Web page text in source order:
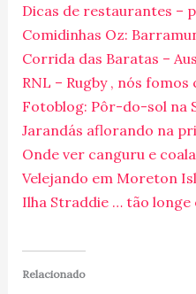
Dicas de restaurantes –
Comidinhas Oz:
Corrida das Baratas –
RNL – Rugby , nós
Fotoblog: Pôr-do-sol na
Jarandás aflorando na
Onde ver canguru e
Velejando em Moreton
Ilha Straddie … tão longe
Relacionado